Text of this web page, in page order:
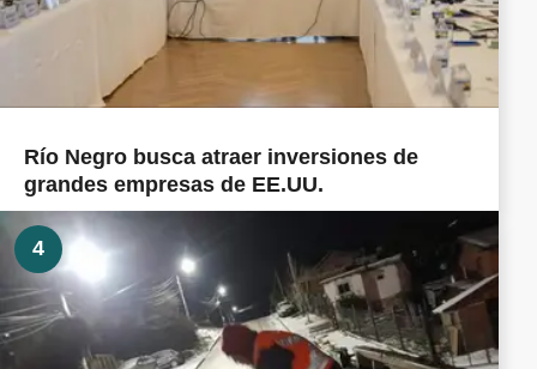
Río Negro busca atraer inversiones de
grandes empresas de EE.UU.
4